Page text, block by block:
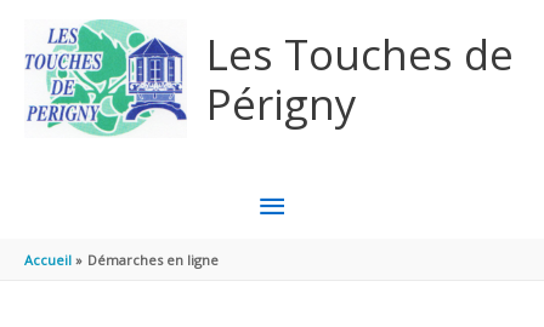
Les Touches de
Périgny
MENU
Accueil Démarches en ligne